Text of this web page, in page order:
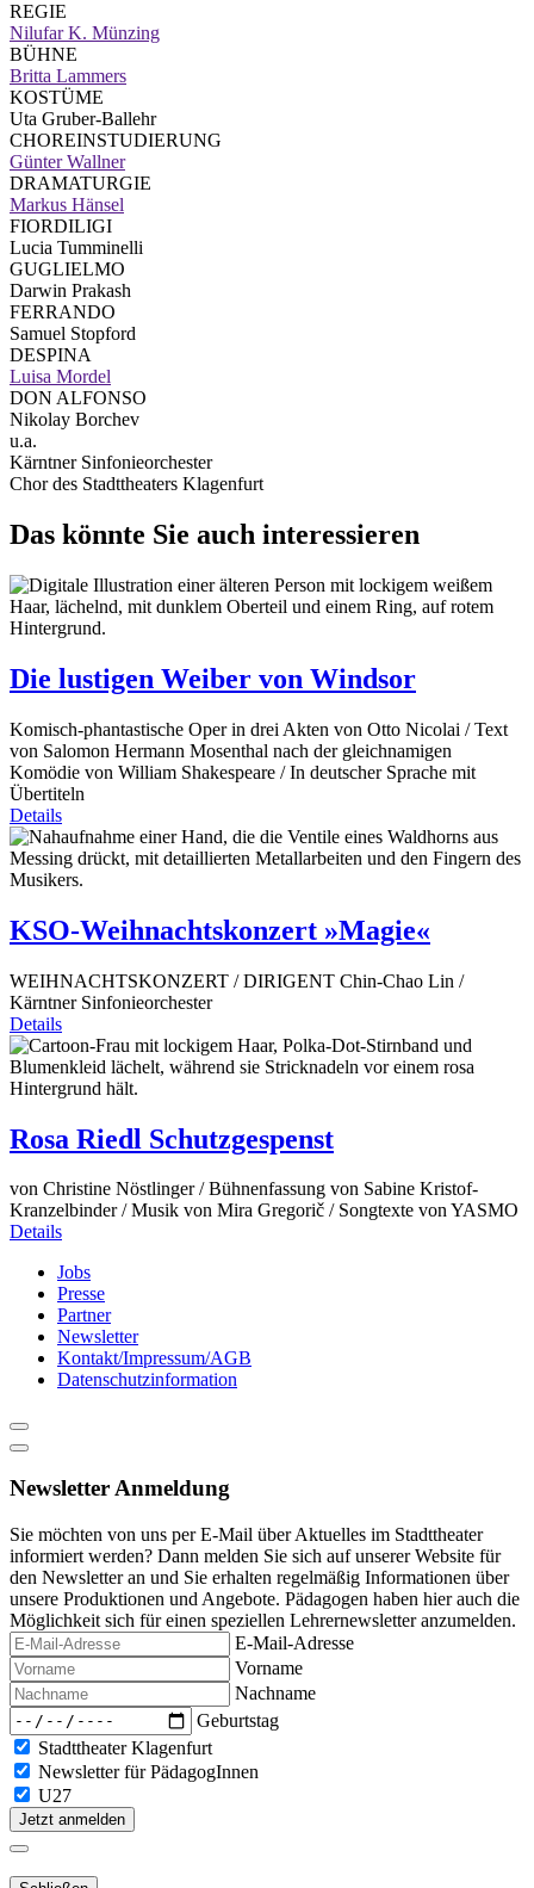
REGIE
Nilufar K. Münzing
BÜHNE
Britta Lammers
KOSTÜME
Uta Gruber-Ballehr
CHOREINSTUDIERUNG
Günter Wallner
DRAMATURGIE
Markus Hänsel
FIORDILIGI
Lucia Tumminelli
GUGLIELMO
Darwin Prakash
FERRANDO
Samuel Stopford
DESPINA
Luisa Mordel
DON ALFONSO
Nikolay Borchev
u.a.
Kärntner Sinfonieorchester
Chor des Stadttheaters Klagenfurt
Das könnte Sie auch interessieren
Die lustigen Weiber von Windsor
Komisch-phantastische Oper in drei Akten von Otto Nicolai / Text
von Salomon Hermann Mosenthal nach der gleichnamigen
Komödie von William Shakespeare / In deutscher Sprache mit
Übertiteln
Details
KSO-Weihnachtskonzert »Magie«
WEIHNACHTSKONZERT / DIRIGENT Chin-Chao Lin /
Kärntner Sinfonieorchester
Details
Rosa Riedl Schutzgespenst
von Christine Nöstlinger / Bühnenfassung von Sabine Kristof-
Kranzelbinder / Musik von Mira Gregorič / Songtexte von YASMO
Details
Jobs
Presse
Partner
Newsletter
Kontakt/Impressum/AGB
Datenschutzinformation
Newsletter Anmeldung
Sie möchten von uns per E-Mail über Aktuelles im Stadttheater
informiert werden? Dann melden Sie sich auf unserer Website für
den Newsletter an und Sie erhalten regelmäßig Informationen über
unsere Produktionen und Angebote. Pädagogen haben hier auch die
Möglichkeit sich für einen speziellen Lehrernewsletter anzumelden.
E-Mail-Adresse
Vorname
Nachname
Geburtstag
Stadttheater Klagenfurt
Newsletter für PädagogInnen
U27
Jetzt anmelden